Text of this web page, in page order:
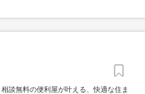
談無料の便利屋が叶える、快適な住ま